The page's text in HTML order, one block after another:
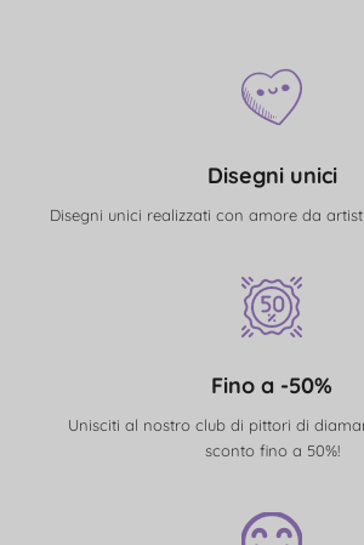
Disegni unici
Disegni unici realizzati con amore da
Fino a -50%
Unisciti al nostro club di pittori di
sconto fino a 50%!